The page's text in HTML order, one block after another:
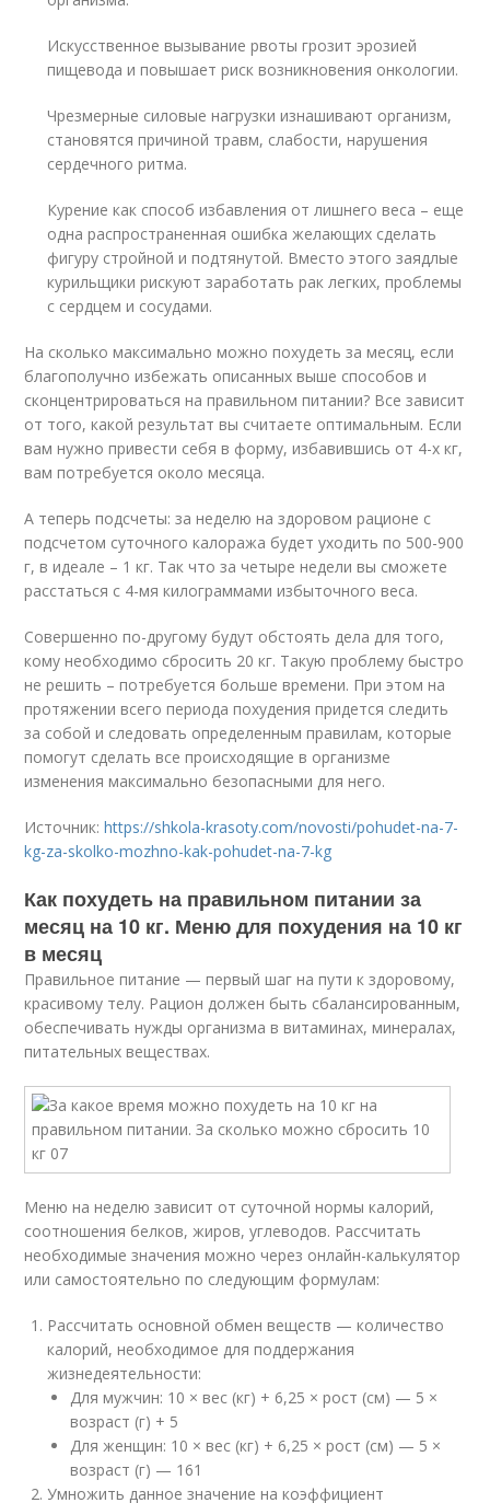
Искусственное вызывание рвоты грозит эрозией
пищевода и повышает риск возникновения онкологии.
Чрезмерные силовые нагрузки изнашивают организм,
становятся причиной травм, слабости, нарушения
сердечного ритма.
Курение как способ избавления от лишнего веса – еще
одна распространенная ошибка желающих сделать
фигуру стройной и подтянутой. Вместо этого заядлые
курильщики рискуют заработать рак легких, проблемы
с сердцем и сосудами.
На сколько максимально можно похудеть за месяц, если
благополучно избежать описанных выше способов и
сконцентрироваться на правильном питании? Все зависит
от того, какой результат вы считаете оптимальным. Если
вам нужно привести себя в форму, избавившись от 4-х кг,
вам потребуется около месяца.
А теперь подсчеты: за неделю на здоровом рационе с
подсчетом суточного калоража будет уходить по 500-900
г, в идеале – 1 кг. Так что за четыре недели вы сможете
расстаться с 4-мя килограммами избыточного веса.
Совершенно по-другому будут обстоять дела для того,
кому необходимо сбросить 20 кг. Такую проблему быстро
не решить – потребуется больше времени. При этом на
протяжении всего периода похудения придется следить
за собой и следовать определенным правилам, которые
помогут сделать все происходящие в организме
изменения максимально безопасными для него.
Источник:https://shkola-krasoty.com/novosti/pohudet-na-7-
kg-za-skolko-mozhno-kak-pohudet-na-7-kg
Как похудеть на правильном питании за
месяц на 10 кг. Меню для похудения на 10 кг
в месяц
Правильное питание — первый шаг на пути к здоровому,
красивому телу. Рацион должен быть сбалансированным,
обеспечивать нужды организма в витаминах, минералах,
питательных веществах.
Меню на неделю зависит от суточной нормы калорий,
соотношения белков, жиров, углеводов. Рассчитать
необходимые значения можно через онлайн-калькулятор
или самостоятельно по следующим формулам:
Рассчитать основной обмен веществ — количество
калорий, необходимое для поддержания
жизнедеятельности:
Для мужчин: 10 × вес (кг) + 6,25 × рост (см) — 5 ×
возраст (г) + 5
Для женщин: 10 × вес (кг) + 6,25 × рост (см) — 5 ×
возраст (г) — 161
Умножить данное значение на коэффициент